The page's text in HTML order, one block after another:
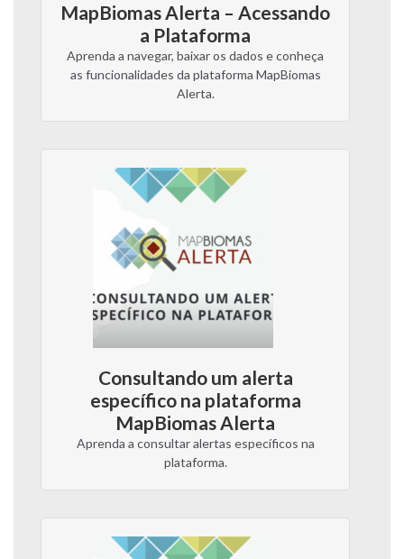
MapBiomas Alerta – Acessando
a Plataforma
Aprenda a navegar, baixar os dados e conheça
as funcionalidades da plataforma MapBiomas
Alerta.
Consultando um alerta
específico na plataforma
MapBiomas Alerta
Aprenda a consultar alertas específicos na
plataforma.